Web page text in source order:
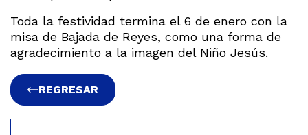
Toda la festividad termina el 6 de enero con la
misa de Bajada de Reyes, como una forma de
agradecimiento a la imagen del Niño Jesús.
REGRESAR